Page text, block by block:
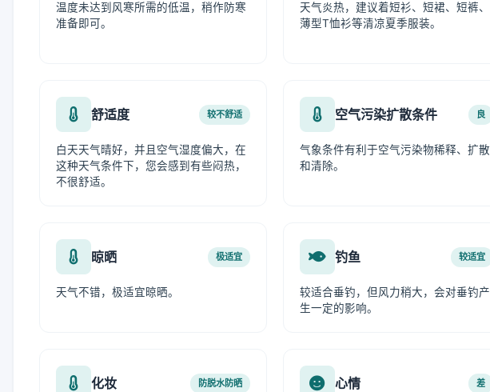
温度未达到风寒所需的低温，稍作防寒
准备即可。
天气炎热，建议着短衫、短裙、短裤、
薄型T恤衫等清凉夏季服装。
舒适度 较不舒适
白天天气晴好，并且空气湿度偏大，在
这种天气条件下，您会感到有些闷热，
不很舒适。
空气污染扩散条件 良
气象条件有利于空气污染物稀释、扩散
和清除。
晾晒 极适宜
天气不错，极适宜晾晒。
钓鱼 较适宜
较适合垂钓，但风力稍大，会对垂钓产
生一定的影响。
化妆 防脱水防晒 心情 差